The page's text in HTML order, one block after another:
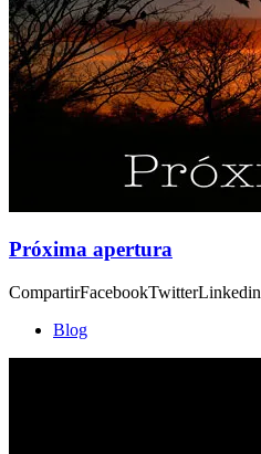
Próxima apertura
CompartirFacebookTwitterLinkedin
Blog